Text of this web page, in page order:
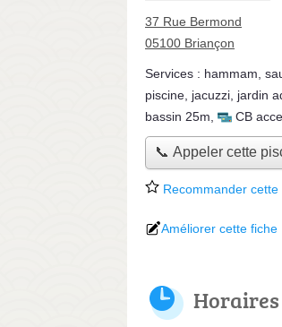
37 Rue Bermond
05100 Briançon
Services : hammam
piscine jacuzzi jardin
bassin 25m
CB
📞 Appeler cette
Recommander cette
Améliorer cette fiche
Horaires